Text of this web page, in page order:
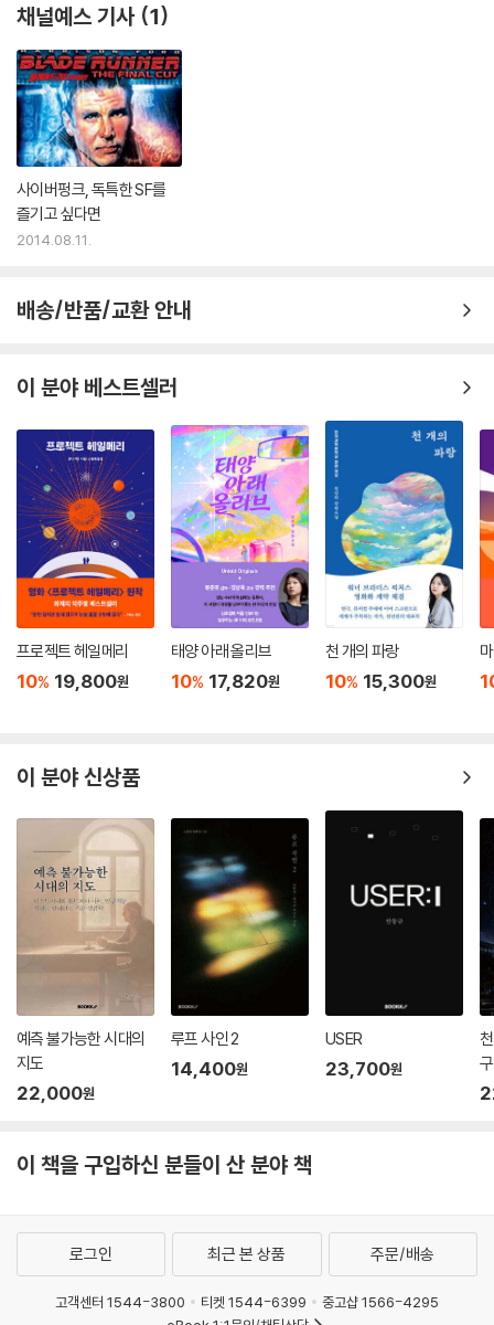
채널예스 기사 1
사이버펑크, 독특한 SF를
즐기고 싶다면
2014.08.11.
배송/반품/교환 안내
이 분야 베스트셀러
프로젝트 헤일메리
10% 19,800원
태양 아래 올리브
10% 17,820원
천 개의 파랑
10% 15,300원
이 분야 신상품
예측 불가능한 시대의
지도
22,000원
루프 사인 2
14,400원
USER
23,700원
이 책을 구입하신 분들이 산 분야 책
로그인 최근 본 상품 주문/배송
고객센터 1544-3800 티켓 1544-6399
중고샵 1566-4295